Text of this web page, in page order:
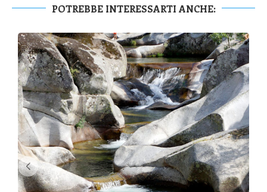
POTREBBE INTERESSARTI ANCHE: